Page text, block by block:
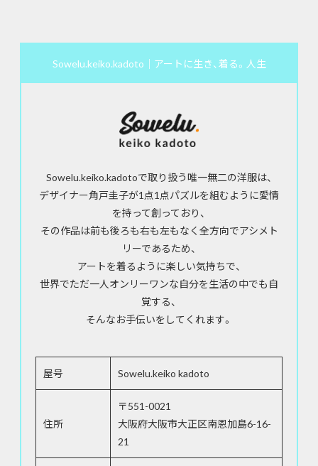
Sowelu.keiko.kadoto｜アートに生き、着る。人生
Sowelu.keiko.kadotoで取り扱う唯一無二の洋服は、
デザイナー角戸圭子が1点1点パズルを組むように愛情
を持って創っており、
その作品は前も後ろも右も左もなく全方向でアシメト
リーであるため、
アートを着るように楽しい気持ちで、
世界でただ一人オンリーワンな自分を生活の中でも自
覚する、
そんなお手伝いをしてくれます。
屋号 Sowelu.keiko kadoto
住所
〒551-0021
大阪府大阪市大正区南恩加島6-16-
21